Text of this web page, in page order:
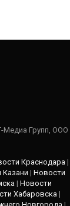
Медиа Групп, ООО
Краснодара |
| Новости
| Новости
Хабаровска |